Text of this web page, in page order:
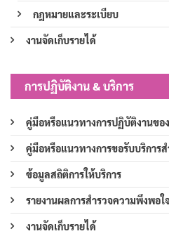
กฎหมายและระเบียบ
งานจัดเก็บรายได้
การปฏิบัติงาน & บริการ
คู่มือหรือแนวทางการปฏิบัติงานขอ
คู่มือหรือแนวทางการขอรับบริการ
ข้อมูลสถิติการให้บริการ
รายงานผลการสำรวจความพึงพอใ
งานจัดเก็บรายได้